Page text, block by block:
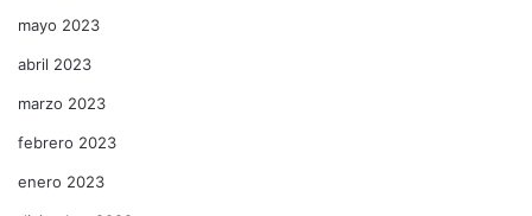
mayo 2023
abril 2023
marzo 2023
febrero 2023
enero 2023